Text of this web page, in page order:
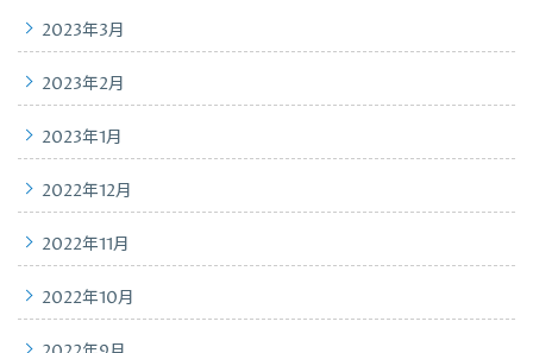
2023年3月
2023年2月
2023年1月
2022年12月
2022年11月
2022年10月